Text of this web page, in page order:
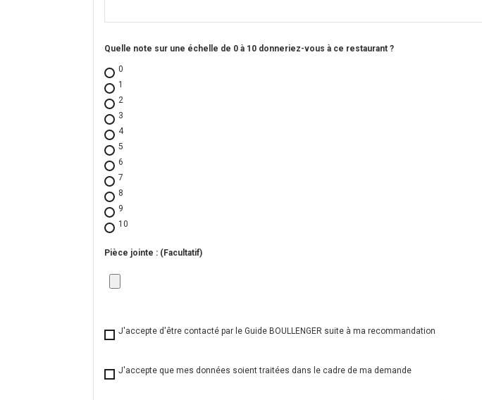
Quelle note sur une échelle de 0 à 10 donneriez-vous à ce restaurant ?
0
1
2
3
4
5
6
7
8
9
10
Pièce jointe : (Facultatif)
J'accepte d'être contacté par le Guide BOULLENGER suite à ma recommandation
J'accepte que mes données soient traitées dans le cadre de ma demande